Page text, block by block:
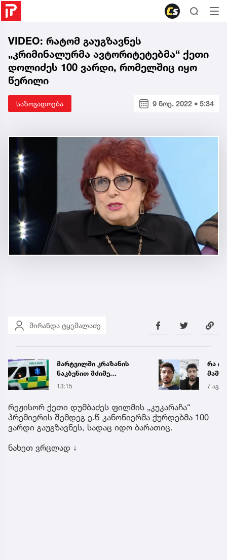
VIDEO: რატომ გაუგზავნეს
„კრიმინალურმა ავტორიტეტებმა“ ქეთი
დოლიძეს 100 ვარდი, რომელშიც იყო
წერილი
საზოგადოება 9 ნოე. 2022 • 5:34
მირანდა ტყემალაძე
რა ისმის ნია იმნაძისა და
მამამისის ფარული
ჩანაწერიდან - გიგა
7 აგვ 19:56 14:52
რეჟისორ ქეთი დუმბაძეს ფილმის „კუკარაჩა“
პრემიერის შემდეგ ე.წ კანონიერმა ქურდებმა 100
ვარდი გაუგზავნეს, სადაც იდო ბარათიც.
ნახეთ ვრცლად ↓